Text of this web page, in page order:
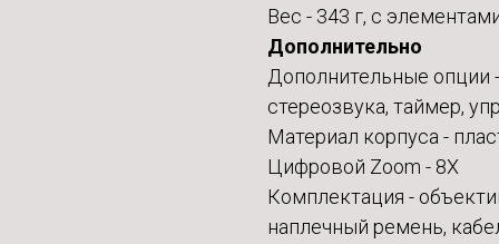
Вес - 343 г, с
Дополнительно
Дополнительные опции
стереозвука, таймер,
Материал корпуса -
Цифровой Zoom - 8X
Комплектация -
наплечный ремень,